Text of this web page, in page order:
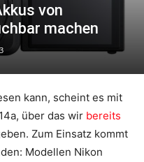
von
machen
kann, scheint es mit
über das wir bereits
Zum Einsatz kommt
Modellen Nikon